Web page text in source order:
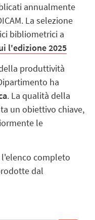
annualmente
La selezione
bibliometrici a
l'edizione 2025
produttività
ha
. La qualità della
un obiettivo chiave,
le
completo
dal